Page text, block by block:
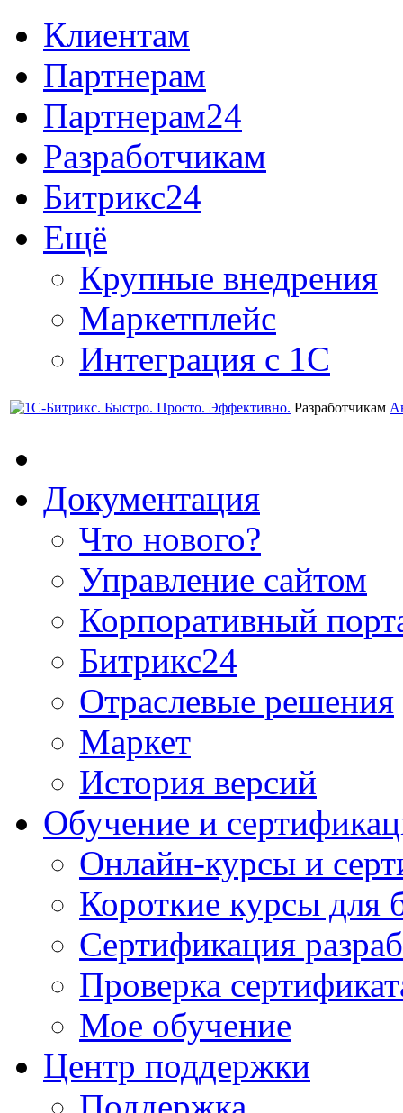
Клиентам
Партнерам
Партнерам24
Разработчикам
Битрикс24
Ещё
Крупные внедрения
Маркетплейс
Интеграция с 1С
Разработчикам
Документация
Что нового?
Управление сайтом
Корпоративный
Битрикс24
Отраслевые решения
Маркет
История версий
Обучение и
Онлайн-курсы и
Короткие курсы для
Сертификация
Проверка
Мое обучение
Центр поддержки